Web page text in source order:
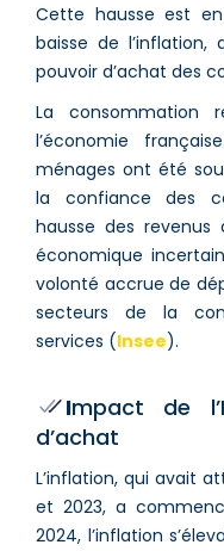
Cette hausse est
baisse de l’inflation,
pouvoir d’achat des
La consommation
l’économie
ménages ont été
la confiance des
hausse des revenus
économique
volonté accrue de
secteurs de la
services​ (Insee)​​​.
Impact de
d’achat
L’inflation, qui avait
et 2023, a
2024, l’inflation